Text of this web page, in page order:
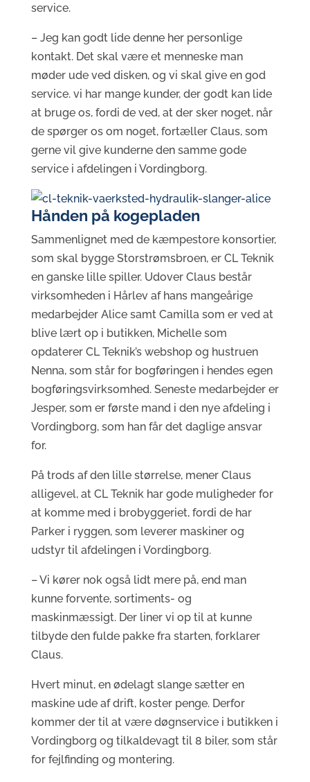
service.
– Jeg kan godt lide denne her personlige
kontakt. Det skal være et menneske man
møder ude ved disken, og vi skal give en god
service. vi har mange kunder, der godt kan lide
at bruge os, fordi de ved, at der sker noget, når
de spørger os om noget, fortæller Claus, som
gerne vil give kunderne den samme gode
service i afdelingen i Vordingborg.
Hånden på kogepladen
Sammenlignet med de kæmpestore konsortier,
som skal bygge Storstrømsbroen, er CL Teknik
en ganske lille spiller. Udover Claus består
virksomheden i Hårlev af hans mangeårige
medarbejder Alice samt Camilla som er ved at
blive lært op i butikken, Michelle som
opdaterer CL Teknik’s webshop og hustruen
Nenna, som står for bogføringen i hendes egen
bogføringsvirksomhed. Seneste medarbejder er
Jesper, som er første mand i den nye afdeling i
Vordingborg, som han får det daglige ansvar
for.
På trods af den lille størrelse, mener Claus
alligevel, at CL Teknik har gode muligheder for
at komme med i brobyggeriet, fordi de har
Parker i ryggen, som leverer maskiner og
udstyr til afdelingen i Vordingborg.
– Vi kører nok også lidt mere på, end man
kunne forvente, sortiments- og
maskinmæssigt. Der liner vi op til at kunne
tilbyde den fulde pakke fra starten, forklarer
Claus.
Hvert minut, en ødelagt slange sætter en
maskine ude af drift, koster penge. Derfor
kommer der til at være døgnservice i butikken i
Vordingborg og tilkaldevagt til 8 biler, som står
for fejlfinding og montering.